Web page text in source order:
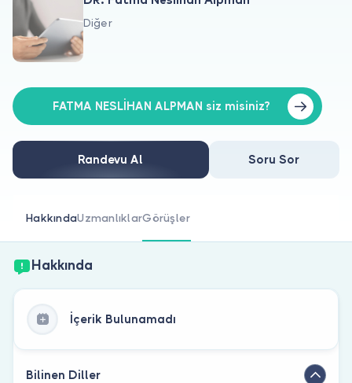
Hakkımızda
Doktorlar için
Doktor musunuz?
Diğer
FATMA NESLİHAN ALPMAN siz misiniz?
Randevu Al Soru Sor
HakkındaUzmanlıklarGörüşler
Hakkında
İçerik Bulunamadı
Bilinen Diller